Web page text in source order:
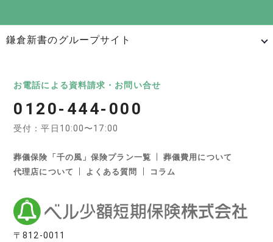
鎌倉新書のグループサイト
いいお墓 Life.（ライフドット） いいお墓-永代供養墓版
いいお墓-ペット霊園版 樹木葬なび
寺院墓地.com 優良墓石・石材店ガイド
お墓の引越し＆墓じまいくん
いい葬儀 いいお坊さん
日本最大級の仏壇仏具総合サイト「いい仏壇」
お電話による資料請求・お問い合せ
0120-444-000
受付：平日10:00〜17:00
葬儀保険「千の風」保険プラン一覧
葬儀費用について
代理店について
よくある質問 コラム
〒812-0011